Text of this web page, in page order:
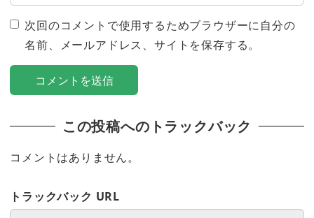
次回のコメントで使用するためブラウザーに自分の
名前、メールアドレス、サイトを保存する。
この投稿へのトラックバック
コメントはありません。
トラックバック URL